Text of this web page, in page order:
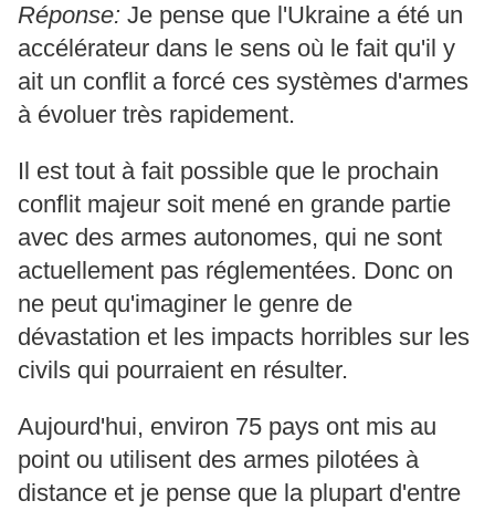
Réponse: Je pense que l'Ukraine a été un
accélérateur dans le sens où le fait qu'il y
ait un conflit a forcé ces systèmes d'armes
à évoluer très rapidement.
Il est tout à fait possible que le prochain
conflit majeur soit mené en grande partie
avec des armes autonomes, qui ne sont
actuellement pas réglementées. Donc on
ne peut qu'imaginer le genre de
dévastation et les impacts horribles sur les
civils qui pourraient en résulter.
Aujourd'hui, environ 75 pays ont mis au
point ou utilisent des armes pilotées à
distance et je pense que la plupart d'entre